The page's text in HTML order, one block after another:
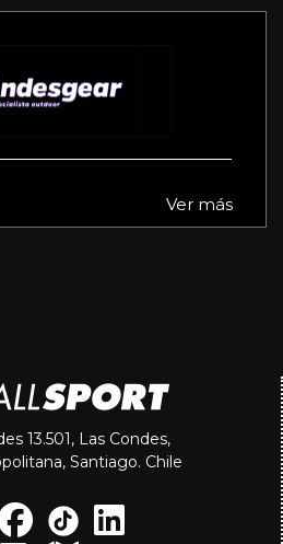
Ver más
13.501, Las Condes,
Santiago. Chile